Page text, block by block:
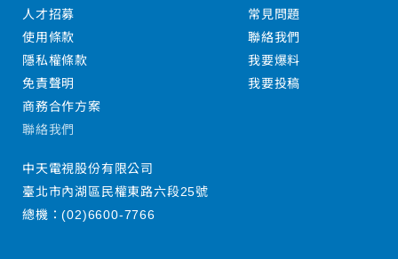
人才招募
使用條款
隱私權條款
免責聲明
商務合作方案
常見問題
聯絡我們
我要爆料
我要投稿
聯絡我們
中天電視股份有限公司
臺北市內湖區民權東路六段25號
總機：(02)6600-7766